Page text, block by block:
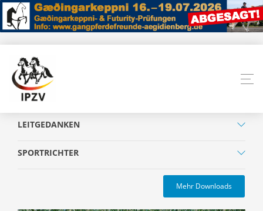
LEITGEDANKEN
SPORTRICHTER
Mehr Downloads